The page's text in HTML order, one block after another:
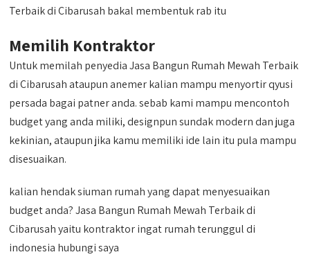
Terbaik di Cibarusah bakal membentuk rab itu
Memilih Kontraktor
Untuk memilah penyedia Jasa Bangun Rumah Mewah Terbaik
di Cibarusah ataupun anemer kalian mampu menyortir qyusi
persada bagai patner anda. sebab kami mampu mencontoh
budget yang anda miliki, designpun sundak modern dan juga
kekinian, ataupun jika kamu memiliki ide lain itu pula mampu
disesuaikan.
kalian hendak siuman rumah yang dapat menyesuaikan
budget anda? Jasa Bangun Rumah Mewah Terbaik di
Cibarusah yaitu kontraktor ingat rumah terunggul di
indonesia hubungi saya